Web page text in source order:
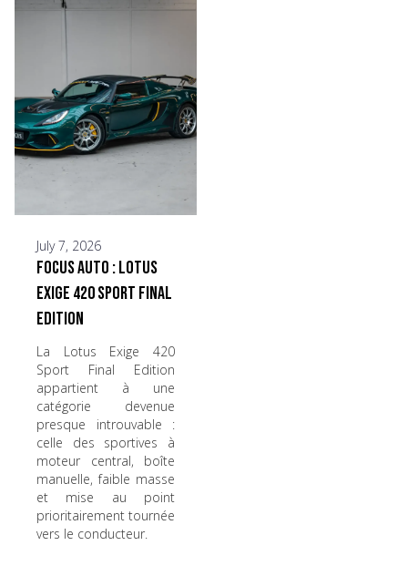
July 7, 2026
Focus Auto : Lotus
Exige 420 Sport Final
Edition
La Lotus Exige 420
Sport Final Edition
appartient à une
catégorie devenue
presque introuvable :
celle des sportives à
moteur central, boîte
manuelle, faible masse
et mise au point
prioritairement tournée
vers le conducteur.